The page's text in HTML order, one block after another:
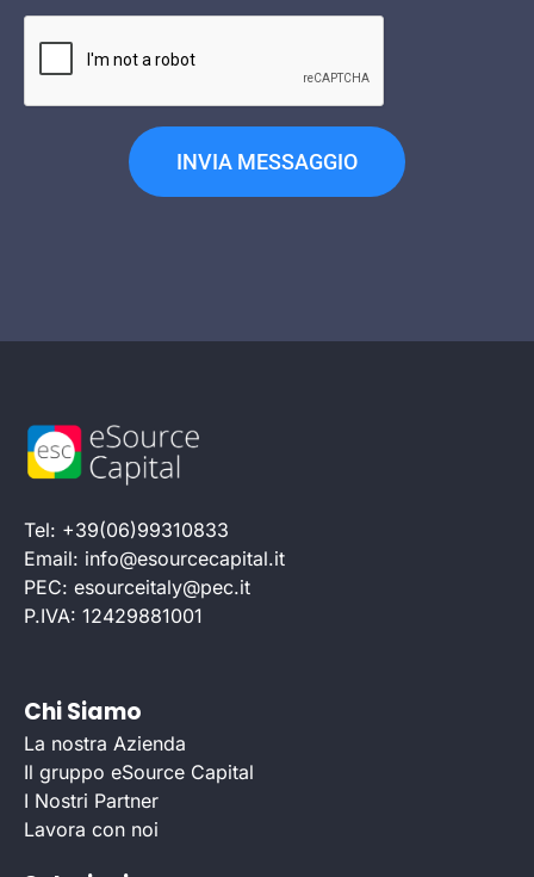
INVIA MESSAGGIO
Tel: +39(06)99310833
Email: info@esourcecapital.it
PEC: esourceitaly@pec.it
P.IVA: 12429881001
Chi Siamo
La nostra Azienda
Il gruppo eSource Capital
I Nostri Partner
Lavora con noi